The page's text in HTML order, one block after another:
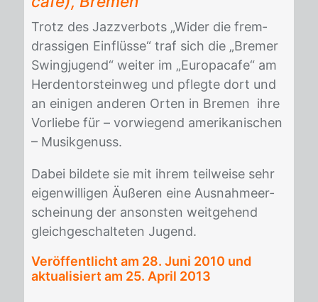
Trotz des Jazz­ver­bots „Wi­der die frem­
dras­si­gen Ein­flüs­se“ traf sich die „Bre­mer
Swing­ju­gend“ wei­ter im „Eu­ro­pa­ca­fe“ am
Her­den­tor­stein­weg und pfleg­te dort und
an ei­ni­gen an­de­ren Or­ten in Bre­men ihre
Vor­lie­be für – vor­wie­gend ame­ri­ka­ni­schen
– Mu­sik­ge­nuss.
Da­bei bil­de­te sie mit ih­rem teil­wei­se sehr
ei­gen­wil­li­gen Äuße­ren eine Aus­nah­me­er­
schei­nung der an­sons­ten weit­ge­hend
gleich­ge­schal­te­ten Ju­gend.
Veröffentlicht am 28. Juni 2010 und
aktualisiert am 25. April 2013